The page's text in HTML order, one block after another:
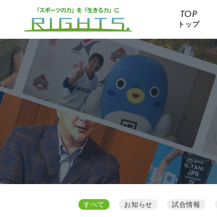
TOP
トップ
すべて お知らせ 試合情報